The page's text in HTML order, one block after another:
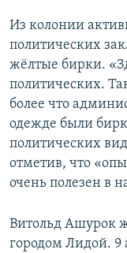
Из колонии
политических
жёлтые бирки.
политических.
более что
одежде были
политических
отметив, что
очень полезен в
Витольд Ашурок
городом Лидой. 9